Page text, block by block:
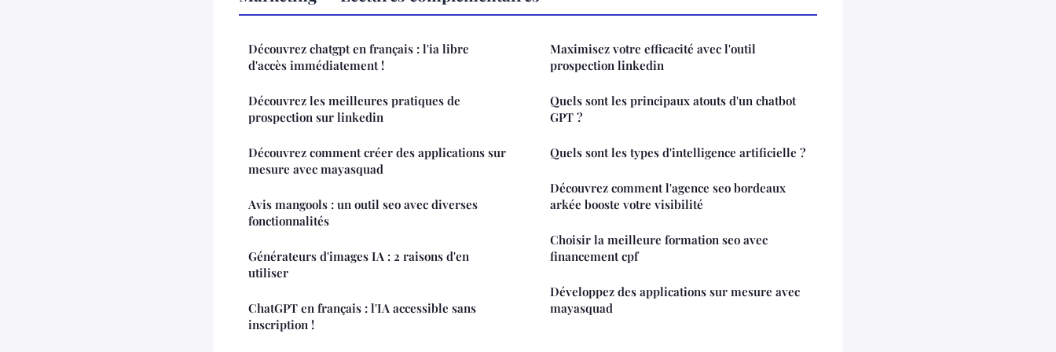
Découvrez chatgpt en français : l'ia libre
d'accès immédiatement !
Découvrez les meilleures pratiques de
prospection sur linkedin
Découvrez comment créer des applications sur
mesure avec mayasquad
Avis mangools : un outil seo avec diverses
fonctionnalités
Générateurs d'images IA : 2 raisons d'en
utiliser
ChatGPT en français : l'IA accessible sans
inscription !
Maximisez votre efficacité avec l'outil
prospection linkedin
Quels sont les principaux atouts d'un chatbot
GPT ?
Quels sont les types d'intelligence artificielle ?
Découvrez comment l'agence seo bordeaux
arkée booste votre visibilité
Choisir la meilleure formation seo avec
financement cpf
Développez des applications sur mesure avec
mayasquad